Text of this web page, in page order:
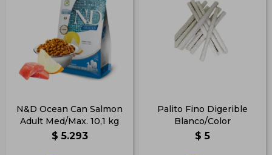
N&D Ocean Can Salmon
Adult Med/Max. 10,1 kg
$ 5.293
Palito Fino Digerible
Blanco/Color
$ 5